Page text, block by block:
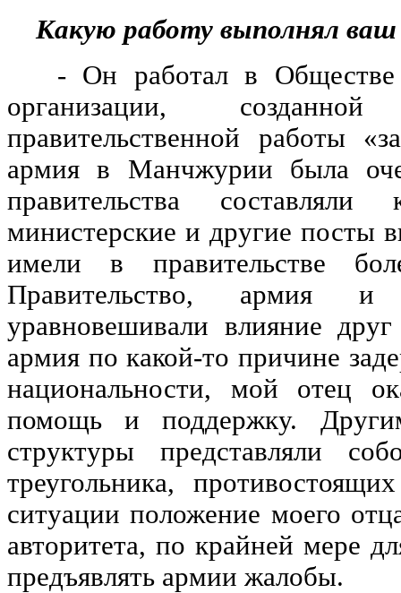
Какую работу выполнял
- Он работал в Обществе
организации,
правительственной работы
армия в Манчжурии была
правительства
министерские и другие посты
имели в правительстве
Правительство, армия и
уравновешивали влияние
армия по какой-то причине
национальности, мой отец
помощь и поддержку.
структуры представляли
треугольника,
ситуации положение моего
авторитета, по крайней мере
предъявлять армии жалобы.